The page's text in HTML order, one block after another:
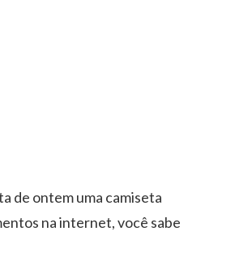
de ontem uma camiseta
na internet, você sabe